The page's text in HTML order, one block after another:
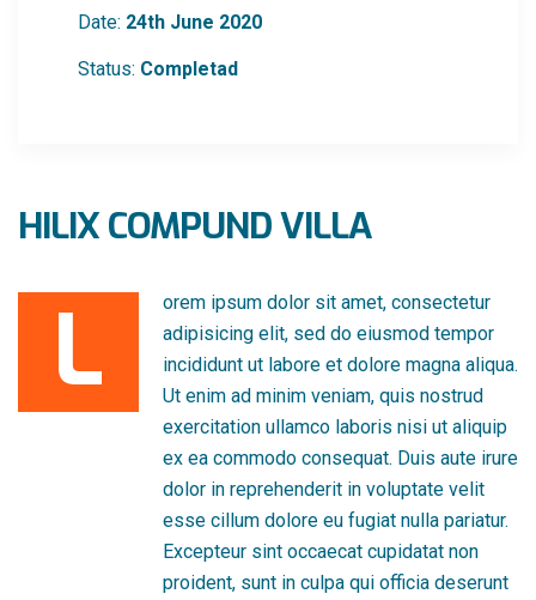
Date: 24th June 2020
Status: Completad
HILIX COMPUND VILLA
L
orem ipsum dolor sit amet, consectetur
adipisicing elit, sed do eiusmod tempor
incididunt ut labore et dolore magna aliqua.
Ut enim ad minim veniam, quis nostrud
exercitation ullamco laboris nisi ut aliquip
ex ea commodo consequat. Duis aute irure
dolor in reprehenderit in voluptate velit
esse cillum dolore eu fugiat nulla pariatur.
Excepteur sint occaecat cupidatat non
proident, sunt in culpa qui officia deserunt